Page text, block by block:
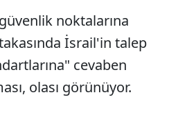
noktalarına
İsrail'in talep
cevaben
olası görünüyor.